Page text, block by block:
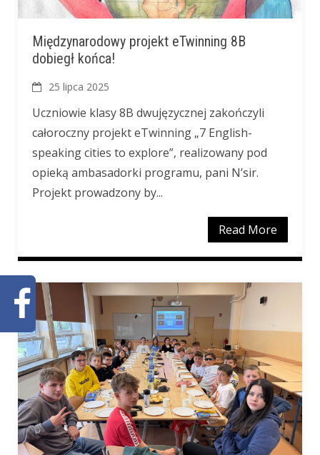
Międzynarodowy projekt eTwinning 8B
dobiegł końca!
25 lipca 2025
Uczniowie klasy 8B dwujęzycznej zakończyli
całoroczny projekt eTwinning „7 English-
speaking cities to explore”, realizowany pod
opieką ambasadorki programu, pani N’sir.
Projekt prowadzony by...
Read More